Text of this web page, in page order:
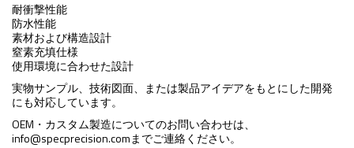
耐衝撃性能
防水性能
素材および構造設計
窒素充填仕様
使用環境に合わせた設計
実物サンプル、技術図面、または製品アイデアをもとにした開発
にも対応しています。
OEM・カスタム製造についてのお問い合わせは、
info@specprecision.comまでご連絡ください。